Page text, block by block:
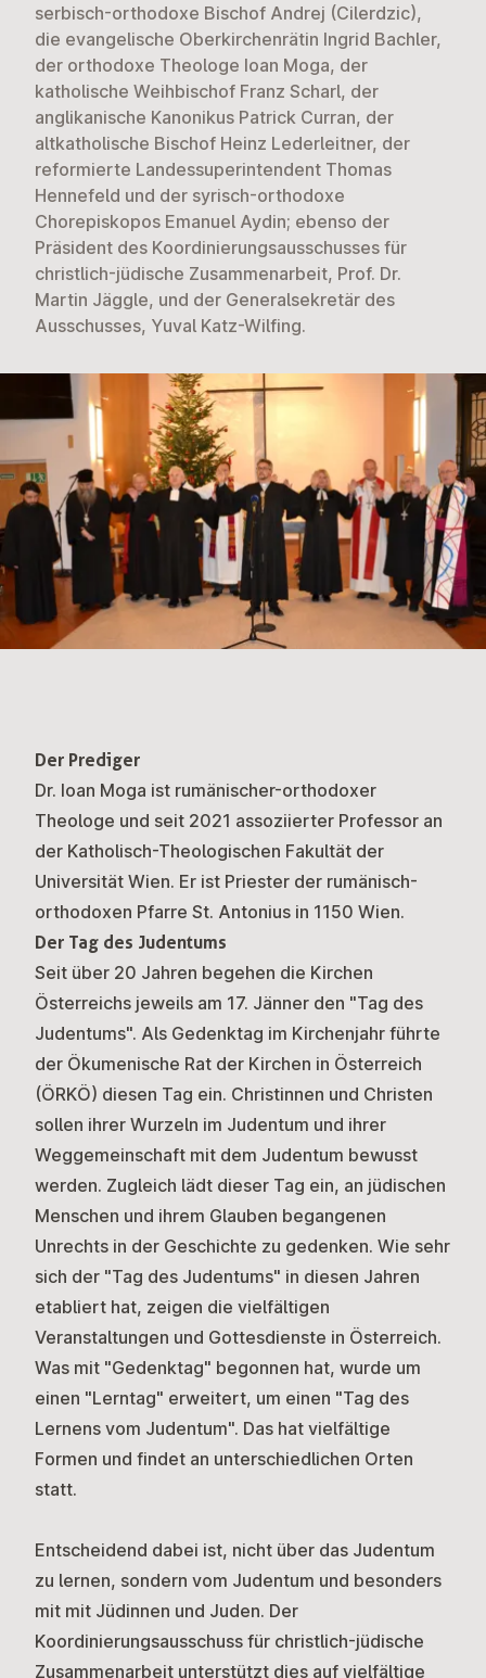
serbisch-orthodoxe Bischof Andrej (Cilerdzic),
die evangelische Oberkirchenrätin Ingrid Bachler,
der orthodoxe Theologe Ioan Moga, der
katholische Weihbischof Franz Scharl, der
anglikanische Kanonikus Patrick Curran, der
altkatholische Bischof Heinz Lederleitner, der
reformierte Landessuperintendent Thomas
Hennefeld und der syrisch-orthodoxe
Chorepiskopos Emanuel Aydin; ebenso der
Präsident des Koordinierungsausschusses für
christlich-jüdische Zusammenarbeit, Prof. Dr.
Martin Jäggle, und der Generalsekretär des
Ausschusses, Yuval Katz-Wilfing.
Der Prediger
Dr. Ioan Moga ist rumänischer-orthodoxer
Theologe und seit 2021 assoziierter Professor an
der Katholisch-Theologischen Fakultät der
Universität Wien. Er ist Priester der rumänisch-
orthodoxen Pfarre St. Antonius in 1150 Wien.
Der Tag des Judentums
Seit über 20 Jahren begehen die Kirchen
Österreichs jeweils am 17. Jänner den "Tag des
Judentums". Als Gedenktag im Kirchenjahr führte
der Ökumenische Rat der Kirchen in Österreich
(ÖRKÖ) diesen Tag ein. Christinnen und Christen
sollen ihrer Wurzeln im Judentum und ihrer
Weggemeinschaft mit dem Judentum bewusst
werden. Zugleich lädt dieser Tag ein, an jüdischen
Menschen und ihrem Glauben begangenen
Unrechts in der Geschichte zu gedenken. Wie sehr
sich der "Tag des Judentums" in diesen Jahren
etabliert hat, zeigen die vielfältigen
Veranstaltungen und Gottesdienste in Österreich.
Was mit "Gedenktag" begonnen hat, wurde um
einen "Lerntag" erweitert, um einen "Tag des
Lernens vom Judentum". Das hat vielfältige
Formen und findet an unterschiedlichen Orten
statt.
Entscheidend dabei ist, nicht über das Judentum
zu lernen, sondern vom Judentum und besonders
mit mit Jüdinnen und Juden. Der
Koordinierungsausschuss für christlich-jüdische
Zusammenarbeit unterstützt dies auf vielfältige